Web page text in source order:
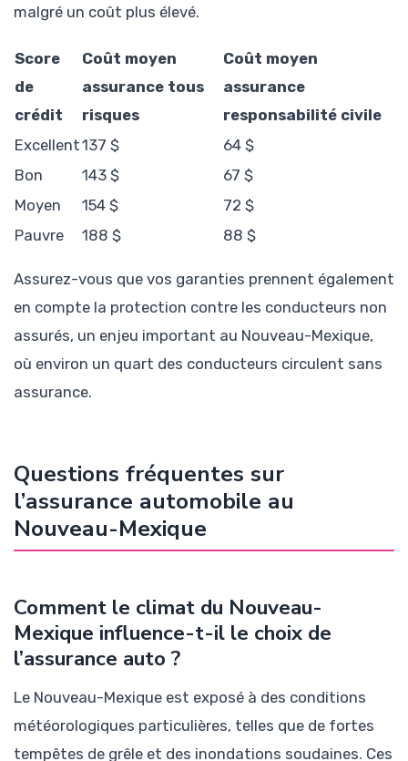
malgré un coût plus élevé.
Score
de
crédit
Coût moyen
assurance tous
risques
Coût moyen
assurance
responsabilité civile
Excellent137 $
64 $
Bon
143 $
67 $
Moyen
154 $
72 $
Pauvre
188 $ 88 $
Assurez-vous que vos garanties prennent également
en compte la protection contre les conducteurs non
assurés, un enjeu important au Nouveau-Mexique,
où environ un quart des conducteurs circulent sans
assurance.
Questions fréquentes sur
l’assurance automobile au
Nouveau-Mexique
Comment le climat du Nouveau-
Mexique influence-t-il le choix de
l’assurance auto ?
Le Nouveau-Mexique est exposé à des conditions
météorologiques particulières, telles que de fortes
tempêtes de grêle et des inondations soudaines. Ces